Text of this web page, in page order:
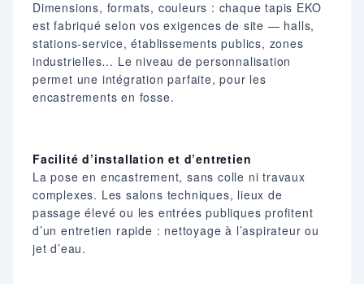
Dimensions, formats, couleurs : chaque tapis EKO
est fabriqué selon vos exigences de site — halls,
stations-service, établissements publics, zones
industrielles… Le niveau de personnalisation
permet une intégration parfaite, pour les
encastrements en fosse.
Facilité d’installation et d’entretien
La pose en encastrement, sans colle ni travaux
complexes. Les salons techniques, lieux de
passage élevé ou les entrées publiques profitent
d’un entretien rapide : nettoyage à l’aspirateur ou
jet d’eau.